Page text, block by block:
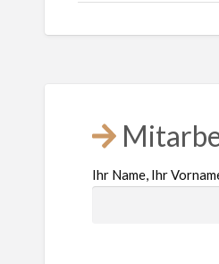
Ihr Name, Ihr